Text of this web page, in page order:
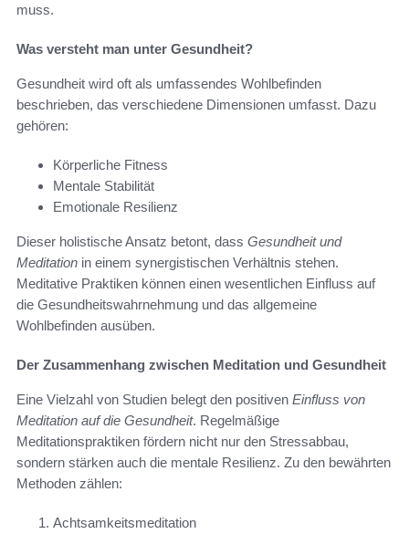
muss.
Was versteht man unter Gesundheit?
Gesundheit wird oft als umfassendes Wohlbefinden
beschrieben, das verschiedene Dimensionen umfasst. Dazu
gehören:
Körperliche Fitness
Mentale Stabilität
Emotionale Resilienz
Dieser holistische Ansatz betont, dass Gesundheit und
Meditation in einem synergistischen Verhältnis stehen.
Meditative Praktiken können einen wesentlichen Einfluss auf
die Gesundheitswahrnehmung und das allgemeine
Wohlbefinden ausüben.
Der Zusammenhang zwischen Meditation und Gesundheit
Eine Vielzahl von Studien belegt den positiven Einfluss von
Meditation auf die Gesundheit. Regelmäßige
Meditationspraktiken fördern nicht nur den Stressabbau,
sondern stärken auch die mentale Resilienz. Zu den bewährten
Methoden zählen:
Achtsamkeitsmeditation